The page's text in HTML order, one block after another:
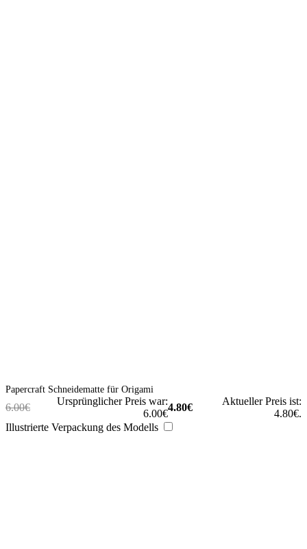
Papercraft Schneidematte für Origami
6.00€
Ursprünglicher Preis war:
6.00€
4.80€
Aktueller Preis ist:
4.80€.
Illustrierte Verpackung des Modells